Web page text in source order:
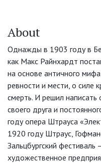
About
Однажды в 1903 году в
как Макс Райнхардт
на основе античного
ревности и мести, о силе
смерть. И решил написать
своего друга и
году опера Штрауса
1920 году Штраус,
Зальцбургский фестиваль
художественное